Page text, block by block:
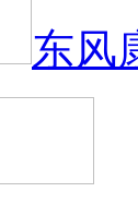
东风